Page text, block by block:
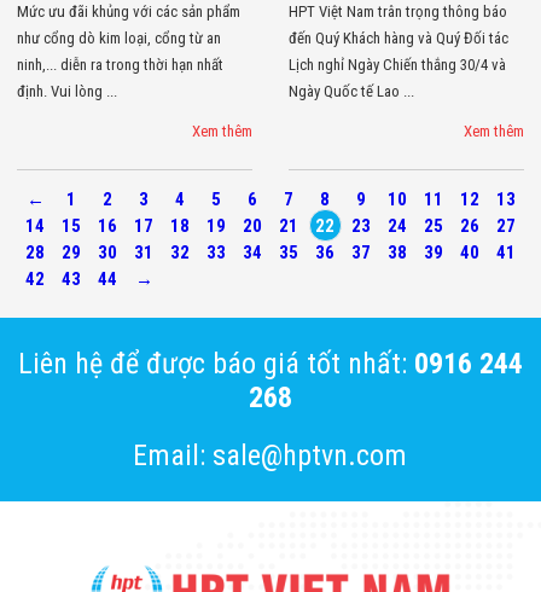
Mức ưu đãi khủng với các sản phẩm
như cổng dò kim loại, cổng từ an
ninh,... diễn ra trong thời hạn nhất
định. Vui lòng ...
Xem thêm
HPT Việt Nam trân trọng thông báo
đến Quý Khách hàng và Quý Đối tác
Lịch nghỉ Ngày Chiến thắng 30/4 và
Ngày Quốc tế Lao ...
Xem thêm
← 1 2 3 4 5 6 7 8 9 10 11 12
13
14
15 16 17 18 19 20 21 22 23 24 25 26
27
28
29 30 31 32 33 34 35 36 37 38 39 40
41
42
43 44 →
Liên hệ để được báo giá tốt nhất: 0916 244
268
Email: sale@hptvn.com